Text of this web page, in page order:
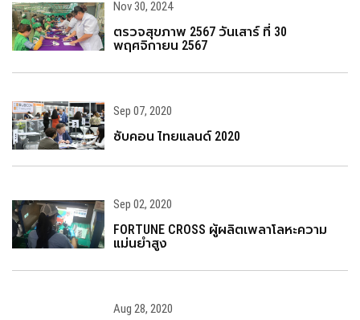
Nov 30, 2024
ตรวจสุขภาพ 2567 วันเสาร์ ที่ 30
พฤศจิกายน 2567
Sep 07, 2020
ซับคอน ไทยแลนด์ 2020
Sep 02, 2020
FORTUNE CROSS ผู้ผลิตเพลาโลหะความ
แม่นยำสูง
Aug 28, 2020